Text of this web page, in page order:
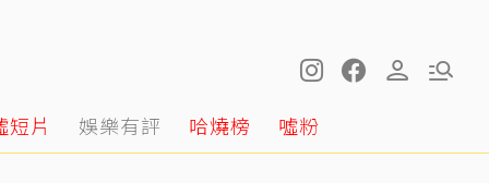
短片 娛樂有評 哈燒榜 噓粉